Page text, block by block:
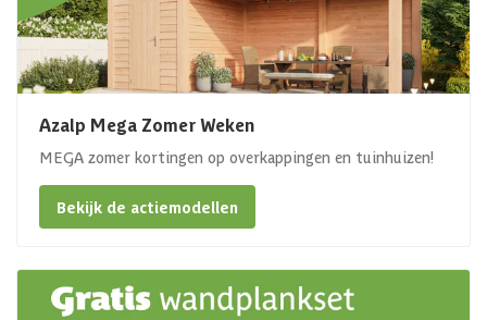
Azalp Mega Zomer Weken
MEGA zomer kortingen op overkappingen en tuinhuizen!
Bekijk de actiemodellen